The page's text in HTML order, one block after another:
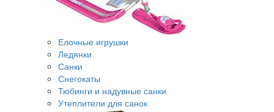
Елочные игрушки
Ледянки
Санки
Снегокаты
Тюбинги и надувные санки
Утеплители для санок